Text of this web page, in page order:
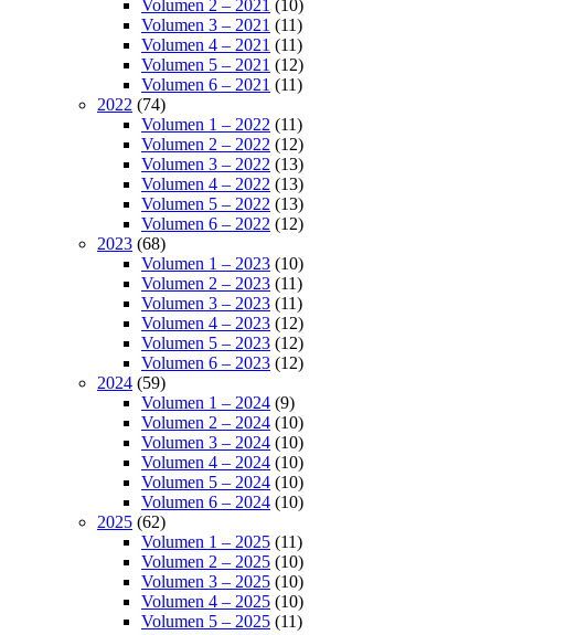
Volumen 2 – 2021 (10)
Volumen 3 – 2021 (11)
Volumen 4 – 2021 (11)
Volumen 5 – 2021 (12)
Volumen 6 – 2021 (11)
2022 (74)
Volumen 1 – 2022 (11)
Volumen 2 – 2022 (12)
Volumen 3 – 2022 (13)
Volumen 4 – 2022 (13)
Volumen 5 – 2022 (13)
Volumen 6 – 2022 (12)
2023 (68)
Volumen 1 – 2023 (10)
Volumen 2 – 2023 (11)
Volumen 3 – 2023 (11)
Volumen 4 – 2023 (12)
Volumen 5 – 2023 (12)
Volumen 6 – 2023 (12)
2024 (59)
Volumen 1 – 2024 (9)
Volumen 2 – 2024 (10)
Volumen 3 – 2024 (10)
Volumen 4 – 2024 (10)
Volumen 5 – 2024 (10)
Volumen 6 – 2024 (10)
2025 (62)
Volumen 1 – 2025 (11)
Volumen 2 – 2025 (10)
Volumen 3 – 2025 (10)
Volumen 4 – 2025 (10)
Volumen 5 – 2025 (11)